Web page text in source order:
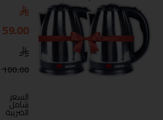
100.00
59.00
السعر
شامل
الضريبة